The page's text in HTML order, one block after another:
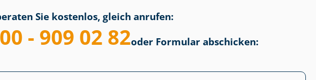
Sie kostenlos, gleich anrufen:
- 909 02 82oder Formular abschicken: